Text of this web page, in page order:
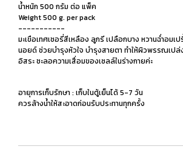
น้ำหนัก 500 กรัม ต่อ แพ็ค
Weight 500 g. per pack
-----------
มะเขือเทศเชอรี่สีเหลือง ลูกรี เปลือกบาง หวานฉ่ำอมเ
นอยด์ ช่วยบำรุงหัวใจ บำรุงสายตา ทำให้ผิวพรรณเป
อิสระ ชะลอความเสื่อมของเซลล์ในร่างกายค่ะ
อายุการเก็บรักษา : เก็บในตู้เย็นได้ 5-7 วัน
ควรล้างน้ำให้สะอาดก่อนรับประทานทุกครั้ง